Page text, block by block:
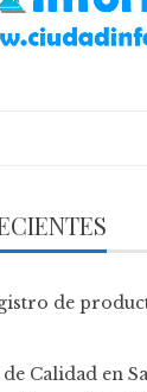
de
Calidad en